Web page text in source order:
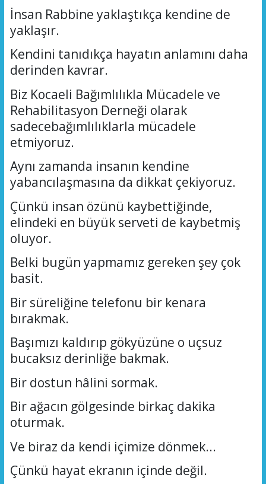
İnsan Rabbine yaklaştıkça kendine de
yaklaşır.
Kendini tanıdıkça hayatın anlamını daha
derinden kavrar.
Biz Kocaeli Bağımlılıkla Mücadele ve
Rehabilitasyon Derneği olarak
sadecebağımlılıklarla mücadele
etmiyoruz.
Aynı zamanda insanın kendine
yabancılaşmasına da dikkat çekiyoruz.
Çünkü insan özünü kaybettiğinde,
elindeki en büyük serveti de kaybetmiş
oluyor.
Belki bugün yapmamız gereken şey çok
basit.
Bir süreliğine telefonu bir kenara
bırakmak.
Başımızı kaldırıp gökyüzüne o uçsuz
bucaksız derinliğe bakmak.
Bir dostun hâlini sormak.
Bir ağacın gölgesinde birkaç dakika
oturmak.
Ve biraz da kendi içimize dönmek...
Çünkü hayat ekranın içinde değil.